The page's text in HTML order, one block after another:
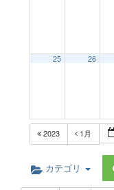
25 26
2023 1月
カテゴリ